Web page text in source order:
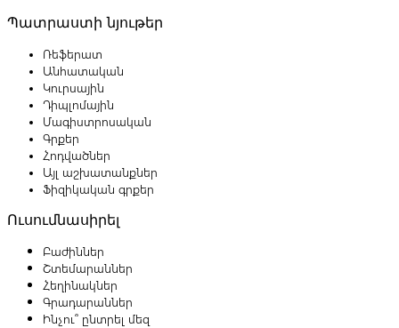
Պատրաստի նյութեր
Ռեֆերատ
Անհատական
Կուրսային
Դիպլոմային
Մագիստրոսական
Գրքեր
Հոդվածներ
Այլ աշխատանքներ
Ֆիզիկական գրքեր
Ուսումնասիրել
Բաժիններ
Շտեմարաններ
Հեղինակներ
Գրադարաններ
Ինչու՞ ընտրել մեզ